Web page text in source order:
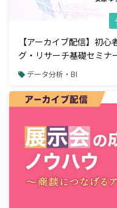
【アーカイブ配信】初
グ・リサーチ基礎セミナ
データ分析・BI